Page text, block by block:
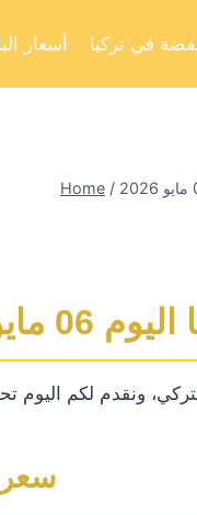
أسعار في تركيا
Home /
2026
ونقدم لكم اليوم
سعر